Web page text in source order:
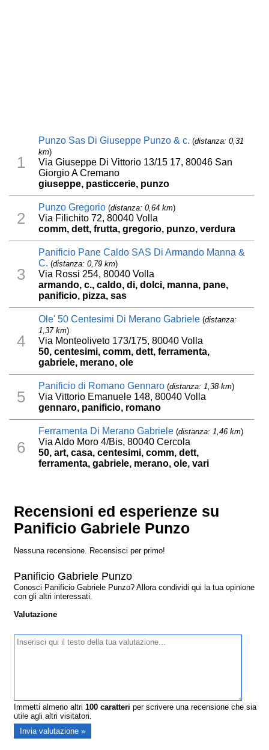
1
Punzo Sas Di Giuseppe Punzo & c. (distanza: 0,31
km)
Via Giuseppe Di Vittorio 13/15 17, 80046 San
Giorgio A Cremano
giuseppe, pasticcerie, punzo
2
Punzo Gregorio (distanza: 0,64 km)
Via Filichito 72, 80040 Volla
comm, dett, frutta, gregorio, punzo, verdura
3
Panificio Pane Caldo SAS Di Armando Manna &
C. (distanza: 0,79 km)
Via Rossi 254, 80040 Volla
armando, c., caldo, di, dolci, manna, pane,
panificio, pizza, sas
4
Ole' 50 Centesimi Di Merano Gabriele (distanza:
1,37 km)
Via Monteoliveto 173/175, 80040 Volla
50, centesimi, comm, dett, ferramenta,
gabriele, merano, ole
5
Panificio di Romano Gennaro (distanza: 1,38 km)
Via Vittorio Emanuele 148, 80040 Volla
gennaro, panificio, romano
6
Ferramenta Di Merano Gabriele (distanza: 1,46 km)
Via Aldo Moro 4/Bis, 80040 Cercola
50, art, casa, centesimi, comm, dett,
ferramenta, gabriele, merano, ole, vari
Recensioni ed esperienze su
Panificio Gabriele Punzo
Nessuna recensione. Recensisci per primo!
Panificio Gabriele Punzo
Conosci Panificio Gabriele Punzo? Allora condividi qui la tua opinione
con gli altri interessati.
Valutazione
Immetti almeno altri100 caratteri per scrivere una recensione che sia
utile agli altri visitatori.